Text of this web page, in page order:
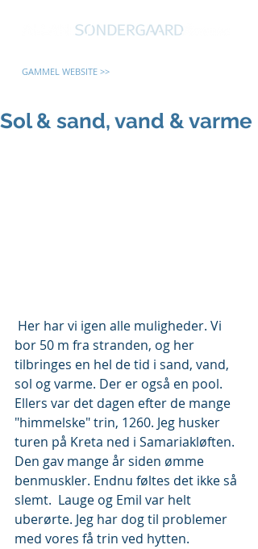
GAMMEL WEBSITE >>
Sol & sand, vand & varme
bor 50 m fra stranden, og her
tilbringes en hel de tid i sand, vand,
sol og varme. Der er også en pool.
Ellers var det dagen efter de mange
"himmelske" trin, 1260. Jeg husker
turen på Kreta ned i Samariakløften.
Den gav mange år siden ømme
benmuskler. Endnu føltes det ikke så
slemt.  Lauge og Emil var helt
uberørte. Jeg har dog til problemer
med vores få trin ved hytten.